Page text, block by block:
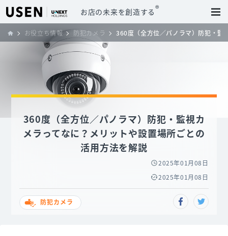
お店の未来を創造する®
お役立ち情報 防犯カメラ 360度（全方位／パノラマ）防犯・監
360度（全方位／パノラマ）防犯・監視カ
メラってなに？メリットや設置場所ごとの
活用方法を解説
2025年01月08日
2025年01月08日
防犯カメラ